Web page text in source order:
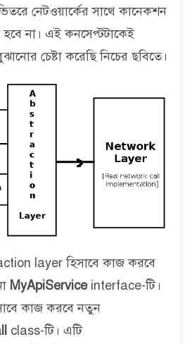
নেটওয়ার্কের সাথে কানেকশন
না। এই কনসেপ্টটাকেই
চেষ্টা করেছি নিচের ছবিতে।
layer হিসাবে কাজ করবে
MyApiServiceinterface-টি।
কাজ করবে নতুন
class-টি। এটি